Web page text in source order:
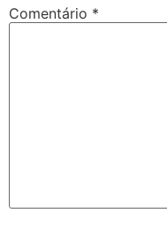
Comentário *